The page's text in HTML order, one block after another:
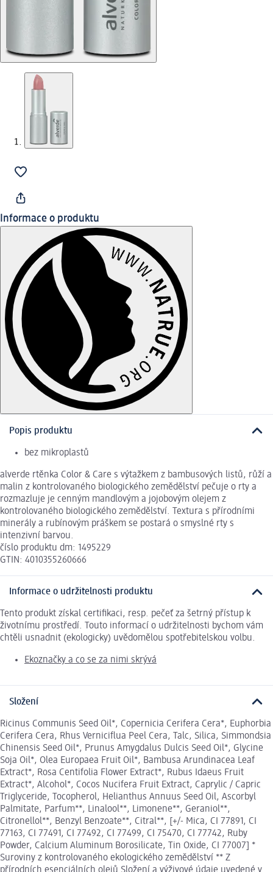
Informace o produktu
Popis produktu
bez mikroplastů
alverde rtěnka Color & Care s výtažkem z bambusových listů, růží a
malin z kontrolovaného biologického zemědělství pečuje o rty a
rozmazluje je cenným mandlovým a jojobovým olejem z
kontrolovaného biologického zemědělství. Textura s přírodními
minerály a rubínovým práškem se postará o smyslné rty s
intenzivní barvou.
číslo produktu dm: 1495229
GTIN: 4010355260666
Informace o udržitelnosti produktu
Tento produkt získal certifikaci, resp. pečeť za šetrný přístup k
životnímu prostředí. Touto informací o udržitelnosti bychom vám
chtěli usnadnit (ekologicky) uvědomělou spotřebitelskou volbu.
Ekoznačky a co se za nimi skrývá
Složení
Ricinus Communis Seed Oil*, Copernicia Cerifera Cera*, Euphorbia
Cerifera Cera, Rhus Verniciflua Peel Cera, Talc, Silica, Simmondsia
Chinensis Seed Oil*, Prunus Amygdalus Dulcis Seed Oil*, Glycine
Soja Oil*, Olea Europaea Fruit Oil*, Bambusa Arundinacea Leaf
Extract*, Rosa Centifolia Flower Extract*, Rubus Idaeus Fruit
Extract*, Alcohol*, Cocos Nucifera Fruit Extract, Caprylic / Capric
Triglyceride, Tocopherol, Helianthus Annuus Seed Oil, Ascorbyl
Palmitate, Parfum**, Linalool**, Limonene**, Geraniol**,
Citronellol**, Benzyl Benzoate**, Citral**, [+/- Mica, CI 77891, CI
77163, CI 77491, CI 77492, CI 77499, CI 75470, CI 77742, Ruby
Powder, Calcium Aluminum Borosilicate, Tin Oxide, CI 77007] *
Suroviny z kontrolovaného ekologického zemědělství ** Z